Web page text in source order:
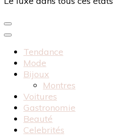
Tendance
Mode
Bijoux
Montres
Voitures
Gastronomie
Beauté
Celebrités